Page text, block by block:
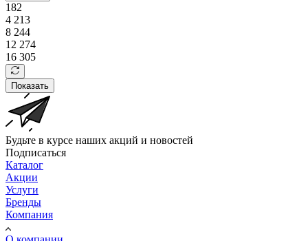
182
4 213
8 244
12 274
16 305
Показать
Будьте в курсе наших акций и новостей
Подписаться
Каталог
Акции
Услуги
Бренды
Компания